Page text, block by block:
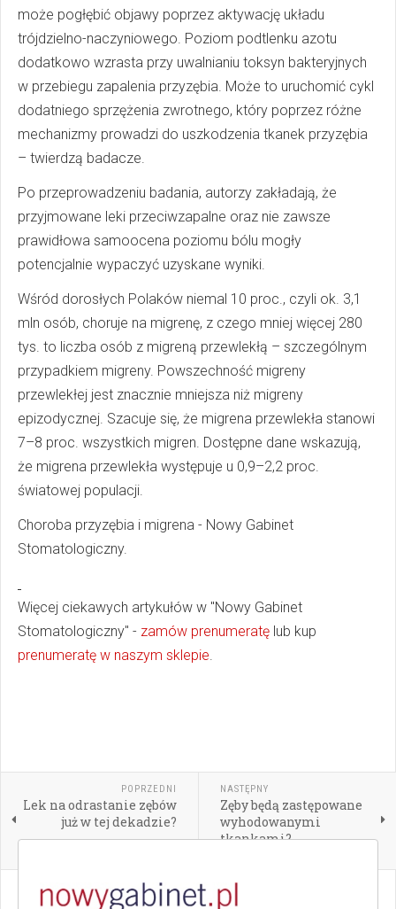
może pogłębić objawy poprzez aktywację układu
trójdzielno-naczyniowego. Poziom podtlenku azotu
dodatkowo wzrasta przy uwalnianiu toksyn bakteryjnych
w przebiegu zapalenia przyzębia. Może to uruchomić cykl
dodatniego sprzężenia zwrotnego, który poprzez różne
mechanizmy prowadzi do uszkodzenia tkanek przyzębia
– twierdzą badacze.
Po przeprowadzeniu badania, autorzy zakładają, że
przyjmowane leki przeciwzapalne oraz nie zawsze
prawidłowa samoocena poziomu bólu mogły
potencjalnie wypaczyć uzyskane wyniki.
Wśród dorosłych Polaków niemal 10 proc., czyli ok. 3,1
mln osób, choruje na migrenę, z czego mniej więcej 280
tys. to liczba osób z migreną przewlekłą – szczególnym
przypadkiem migreny. Powszechność migreny
przewlekłej jest znacznie mniejsza niż migreny
epizodycznej. Szacuje się, że migrena przewlekła stanowi
7–8 proc. wszystkich migren. Dostępne dane wskazują,
że migrena przewlekła występuje u 0,9–2,2 proc.
światowej populacji.
Choroba przyzębia i migrena - Nowy Gabinet
Stomatologiczny.
Więcej ciekawych artykułów w "Nowy Gabinet
Stomatologiczny" - zamów prenumeratę lub kup
prenumeratę w naszym sklepie.
POPRZEDNI
Lek na odrastanie zębów
już w tej dekadzie?
NASTĘPNY
Zęby będą zastępowane
wyhodowanymi
tkankami?